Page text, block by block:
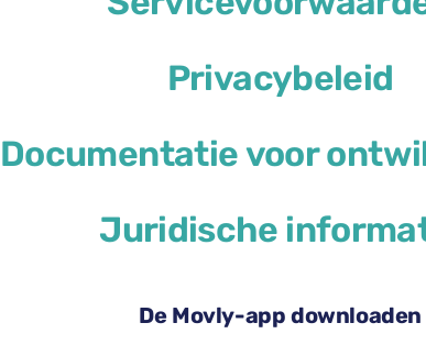
Privacybeleid
Documentatie voor
Juridische
De Movly-app downloaden
4 deuren
Achteruitrijcamera